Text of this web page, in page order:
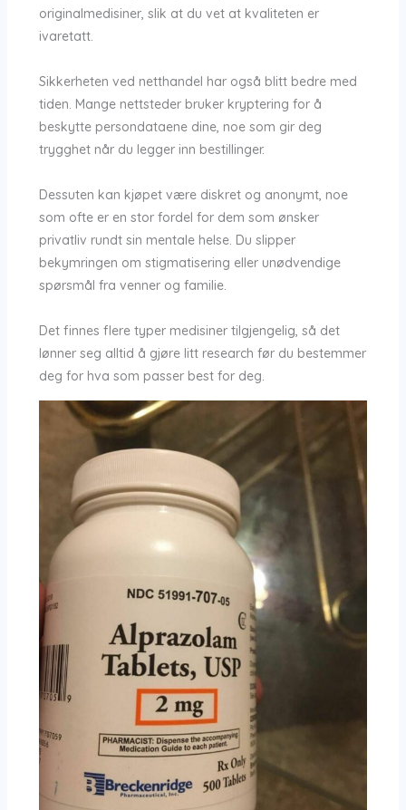
originalmedisiner, slik at du vet at kvaliteten er
ivaretatt.
Sikkerheten ved netthandel har også blitt bedre med
tiden. Mange nettsteder bruker kryptering for å
beskytte persondataene dine, noe som gir deg
trygghet når du legger inn bestillinger.
Dessuten kan kjøpet være diskret og anonymt, noe
som ofte er en stor fordel for dem som ønsker
privatliv rundt sin mentale helse. Du slipper
bekymringen om stigmatisering eller unødvendige
spørsmål fra venner og familie.
Det finnes flere typer medisiner tilgjengelig, så det
lønner seg alltid å gjøre litt research før du bestemmer
deg for hva som passer best for deg.